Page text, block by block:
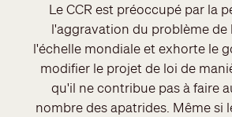
Le CCR est préoccupé par la
l'aggravation du problème de
l'échelle mondiale et exhorte le
modifier le projet de loi de
qu'il ne contribue pas à faire
nombre des apatrides. Même si